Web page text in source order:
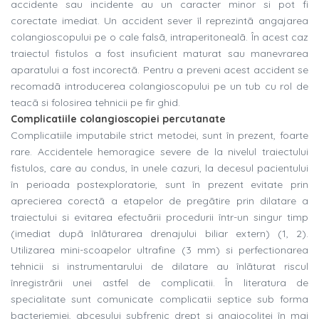
accidente sau incidente au un caracter minor si pot fi
corectate imediat. Un accident sever îl reprezintã angajarea
colangioscopului pe o cale falsã, intraperitonealã. În acest caz
traiectul fistulos a fost insuficient maturat sau manevrarea
aparatului a fost incorectã. Pentru a preveni acest accident se
recomadã introducerea colangioscopului pe un tub cu rol de
teacã si folosirea tehnicii pe fir ghid.
Complicatiile colangioscopiei percutanate
Complicatiile imputabile strict metodei, sunt în prezent, foarte
rare. Accidentele hemoragice severe de la nivelul traiectului
fistulos, care au condus, în unele cazuri, la decesul pacientului
în perioada postexploratorie, sunt în prezent evitate prin
aprecierea corectã a etapelor de pregãtire prin dilatare a
traiectului si evitarea efectuãrii procedurii într-un singur timp
(imediat dupã înlãturarea drenajului biliar extern) (1, 2).
Utilizarea mini-scoapelor ultrafine (3 mm) si perfectionarea
tehnicii si instrumentarului de dilatare au înlãturat riscul
înregistrãrii unei astfel de complicatii. În literatura de
specialitate sunt comunicate complicatii septice sub forma
bacteriemiei, abcesului subfrenic drept si angiocolitei în mai